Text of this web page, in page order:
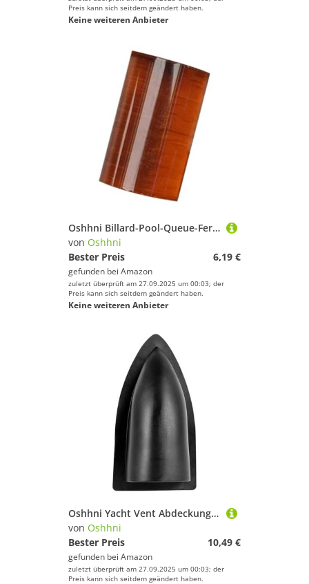
Preis kann sich seitdem geändert haben.
Keine weiteren Anbieter
Oshhni Billard-Pool-Queue-Ferrule 0,57 Zoll, einfache Installation, Ersatzteil für 9 Bälle, Zubehör, Wartung, leichtes Rohr, ersetzt, Braun
von Oshhni
Bester Preis
6,19 €
gefunden bei Amazon
zuletzt überprüft am 27.09.2025 um 00:03; der
Preis kann sich seitdem geändert haben.
Keine weiteren Anbieter
Oshhni Yacht Vent Abdeckung Boot Teile Ersetzt Komponente Zubehör Geändert Teil Vent Kappe
von Oshhni
Bester Preis
10,49 €
gefunden bei Amazon
zuletzt überprüft am 27.09.2025 um 00:03; der
Preis kann sich seitdem geändert haben.